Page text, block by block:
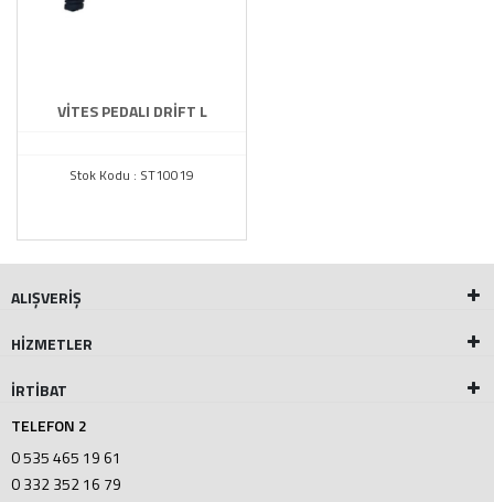
VİTES PEDALI DRİFT L
Stok Kodu : ST10019
ALIŞVERİŞ
HİZMETLER
İRTİBAT
TELEFON 2
0 535 465 19 61
0 332 352 16 79